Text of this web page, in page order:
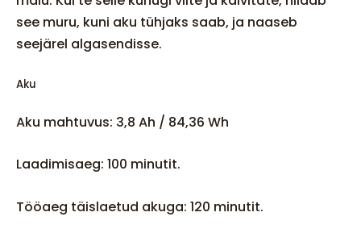
see muru, kuni aku tühjaks saab, ja naaseb
seejärel algasendisse.
Aku
Aku mahtuvus: 3,8 Ah / 84,36 Wh
Laadimisaeg: 100 minutit.
Tööaeg täislaetud akuga: 120 minutit.